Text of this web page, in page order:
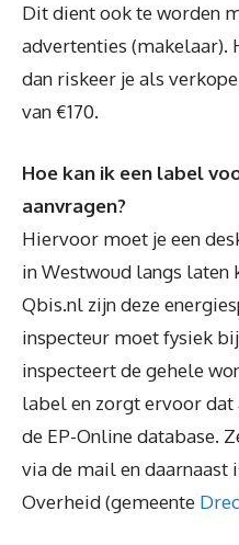
Dit dient ook te worden
advertenties (makelaar).
dan riskeer je als
van €170.
Hoe kan ik een label
aanvragen?
Hiervoor moet je een
in Westwoud langs
Qbis.nl zijn deze
inspecteur moet fysiek
inspecteert de gehele
label en zorgt ervoor
de EP-Online database.
via de mail en daarnaast
Overheid (gemeente